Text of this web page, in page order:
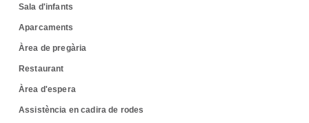
Sala d'infants
Aparcaments
Àrea de pregària
Restaurant
Àrea d'espera
Assistència en cadira de rodes